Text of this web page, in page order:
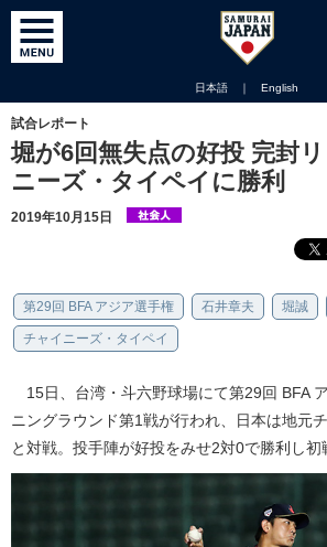
日本語 ｜ English
試合レポート
堀が6回無失点の好投 完封
ニーズ・タイペイに勝利
2019年10月15日
第29回 BFA アジア選手権 石井章夫 堀誠
チャイニーズ・タイペイ
15日、台湾・斗六野球場にて第29回 BFA
ニングラウンド第1戦が行われ、日本は地元
と対戦。投手陣が好投をみせ2対0で勝利し初